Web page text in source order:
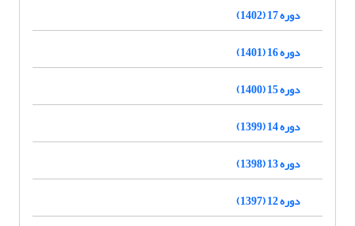
دوره 17 (1402)
دوره 16 (1401)
دوره 15 (1400)
دوره 14 (1399)
دوره 13 (1398)
دوره 12 (1397)